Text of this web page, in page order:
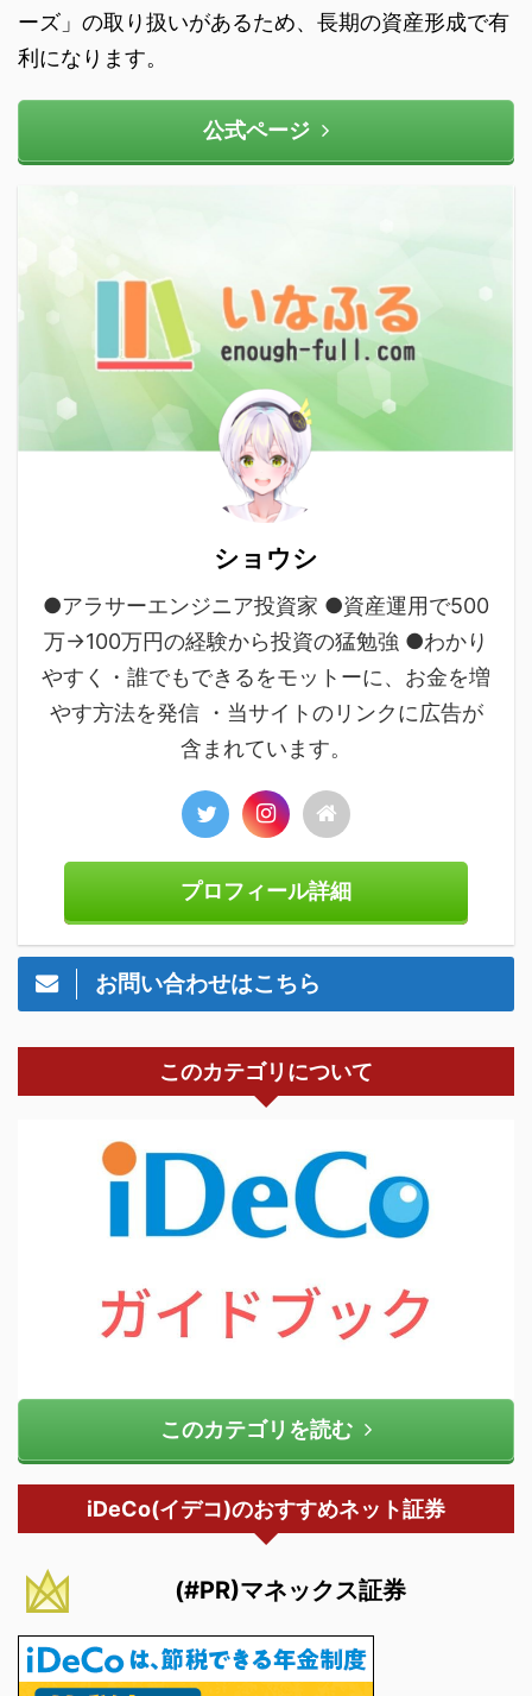
ーズ」の取り扱いがあるため、長期の資産形成で有
利になります。
公式ページ
ショウシ
●アラサーエンジニア投資家 ●資産運用で500
万→100万円の経験から投資の猛勉強 ●わかり
やすく・誰でもできるをモットーに、お金を増
やす方法を発信 ・当サイトのリンクに広告が
含まれています。
プロフィール詳細
お問い合わせはこちら
このカテゴリについて
このカテゴリを読む
iDeCo(イデコ)のおすすめネット証券
(#PR)マネックス証券